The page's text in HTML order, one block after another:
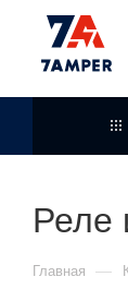
Реле
Главная —